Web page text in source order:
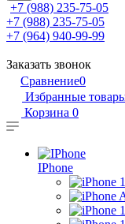
+7 (988) 235-75-05
+7 (988) 235-75-05
+7 (964) 940-99-99
Заказать звонок
Сравнение0
Избранные
Корзина 0
IPhone